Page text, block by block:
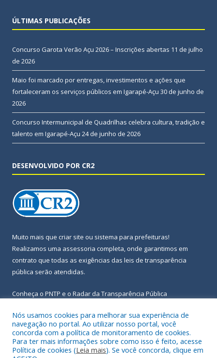
ÚLTIMAS PUBLICAÇÕES
Concurso Garota Verão Açu 2026 – Inscrições abertas 11 de julho
de 2026
Maio foi marcado por entregas, investimentos e ações que
fortaleceram os serviços públicos em Igarapé-Açu 30 de junho de
2026
Concurso Intermunicipal de Quadrilhas celebra cultura, tradição e
talento em Igarapé-Açu 24 de junho de 2026
DESENVOLVIDO POR CR2
Muito mais que criar site ou sistema para prefeituras!
Realizamos uma assessoria completa, onde garantimos em
contrato que todas as exigências das leis de transparência
pública serão atendidas.
Conheça o PNTP e o Radar da Transparência Pública
Todos os direitos reservados a Prefeitura Municipal de Igarapé-
Açu.
Nós usamos cookies para melhorar sua experiência de
navegação no portal. Ao utilizar nosso portal, você
concorda com a política de monitoramento de cookies.
Para ter mais informações sobre como isso é feito, acesse
Política de cookies (Leia mais). Se você concorda, clique em